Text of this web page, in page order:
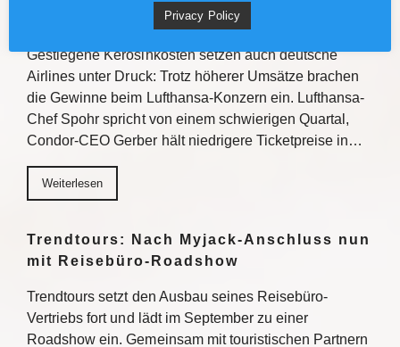
drücken den Gewinn
Gestiegene Kerosinkosten setzen auch deutsche
Airlines unter Druck: Trotz höherer Umsätze brachen
die Gewinne beim Lufthansa-Konzern ein. Lufthansa-
Chef Spohr spricht von einem schwierigen Quartal,
Condor-CEO Gerber hält niedrigere Ticketpreise in…
Weiterlesen
Trendtours: Nach Myjack-Anschluss nun
mit Reisebüro-Roadshow
Trendtours setzt den Ausbau seines Reisebüro-
Vertriebs fort und lädt im September zu einer
Roadshow ein. Gemeinsam mit touristischen Partnern
Privacy Policy